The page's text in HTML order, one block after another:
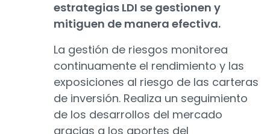
estrategias LDI se gestionen y
mitiguen de manera efectiva.
La gestión de riesgos monitorea
continuamente el rendimiento y las
exposiciones al riesgo de las carteras
de inversión. Realiza un seguimiento
de los desarrollos del mercado
gracias a los aportes del